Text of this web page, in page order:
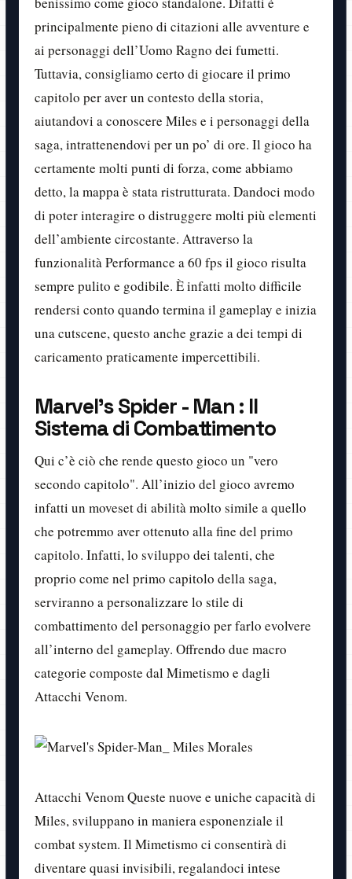
principalmente pieno di citazioni alle avventure e
ai personaggi dell’Uomo Ragno dei fumetti.
Tuttavia, consigliamo certo di giocare il primo
capitolo per aver un contesto della storia,
aiutandovi a conoscere Miles e i personaggi della
saga, intrattenendovi per un po’ di ore. Il gioco ha
certamente molti punti di forza, come abbiamo
detto, la mappa è stata ristrutturata. Dandoci modo
di poter interagire o distruggere molti più elementi
dell’ambiente circostante. Attraverso la
funzionalità Performance a 60 fps il gioco risulta
sempre pulito e godibile. È infatti molto difficile
rendersi conto quando termina il gameplay e inizia
una cutscene, questo anche grazie a dei tempi di
caricamento praticamente impercettibili.
Marvel's Spider - Man : Il
Sistema di Combattimento
Qui c’è ciò che rende questo gioco un "vero
secondo capitolo". All’inizio del gioco avremo
infatti un moveset di abilità molto simile a quello
che potremmo aver ottenuto alla fine del primo
capitolo. Infatti, lo sviluppo dei talenti, che
proprio come nel primo capitolo della saga,
serviranno a personalizzare lo stile di
combattimento del personaggio per farlo evolvere
all’interno del gameplay. Offrendo due macro
categorie composte dal Mimetismo e dagli
Attacchi Venom.
Attacchi Venom Queste nuove e uniche capacità di
Miles, sviluppano in maniera esponenziale il
combat system. Il Mimetismo ci consentirà di
diventare quasi invisibili, regalandoci intese